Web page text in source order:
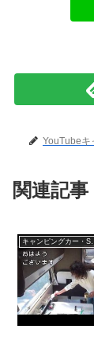
YouTubeキ
関連記事